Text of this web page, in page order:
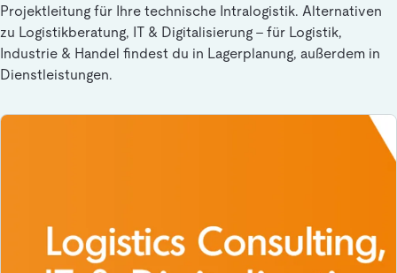
Projektleitung für Ihre technische Intralogistik. Alternativen
zu Logistikberatung, IT & Digitalisierung - für Logistik,
Industrie & Handel findest du in Lagerplanung, außerdem in
Dienstleistungen.